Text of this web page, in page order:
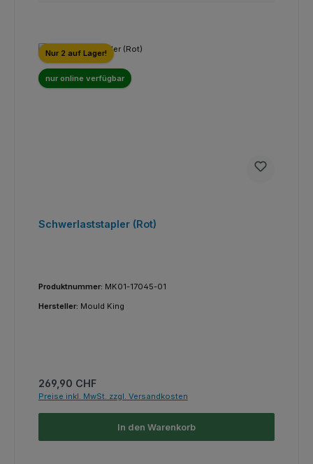
Nur 2 auf Lager!
nur online verfügbar
Schwerlaststapler (Rot)
Produktnummer: MK01-17045-01
Hersteller: Mould King
Regulärer Preis:
269,90 CHF
Preise inkl. MwSt. zzgl. Versandkosten
In den Warenkorb